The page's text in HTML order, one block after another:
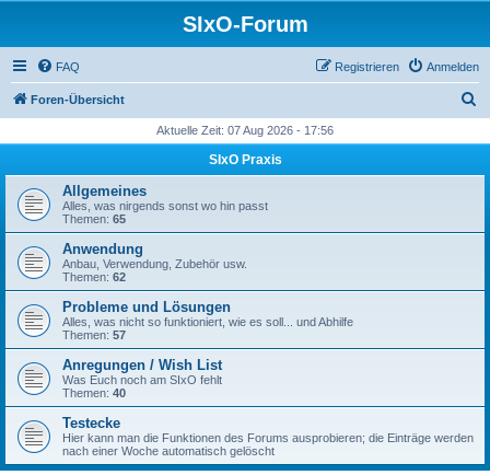
SIxO-Forum
FAQ Anmelden
Registrieren
Foren-Übersicht
h
Aktuelle Zeit: 07 Aug 2026 - 17:56
SIxO Praxis
Allgemeines
Alles, was nirgends sonst wo hin passt
Themen: 65
Anwendung
Anbau, Verwendung, Zubehör usw.
Themen: 62
Probleme und Lösungen
Alles, was nicht so funktioniert, wie es soll... und Abhilfe
Themen: 57
Anregungen / Wish List
Was Euch noch am SIxO fehlt
Themen: 40
Testecke
Hier kann man die Funktionen des Forums ausprobieren; die Einträge werden
nach einer Woche automatisch gelöscht